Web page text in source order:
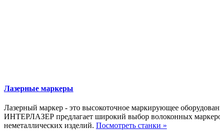
Лазерные маркеры
Лазерный маркер - это высокоточное маркирующее
ИНТЕРЛАЗЕР предлагает широкий выбор волоконных
неметаллических изделий. Посмотреть станки »